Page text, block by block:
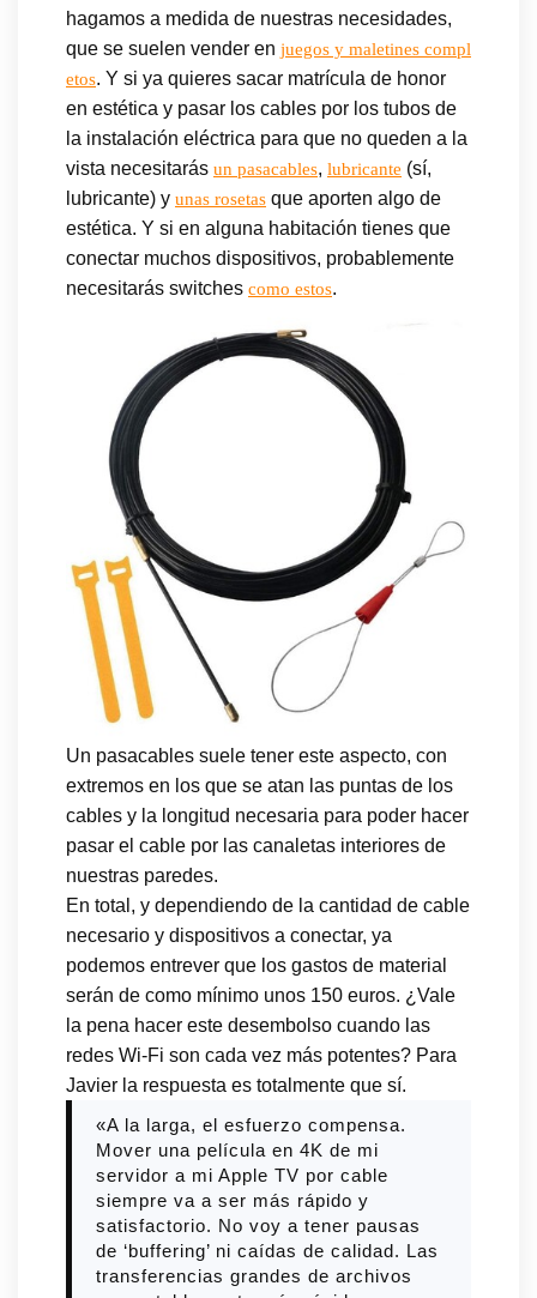
hagamos a medida de nuestras necesidades,
que se suelen vender en juegos y maletines compl
etos. Y si ya quieres sacar matrícula de honor
en estética y pasar los cables por los tubos de
la instalación eléctrica para que no queden a la
vista necesitarás un pasacables, lubricante (sí,
lubricante) y unas rosetas que aporten algo de
estética. Y si en alguna habitación tienes que
conectar muchos dispositivos, probablemente
necesitarás switches como estos.
Un pasacables suele tener este aspecto, con
extremos en los que se atan las puntas de los
cables y la longitud necesaria para poder hacer
pasar el cable por las canaletas interiores de
nuestras paredes.
En total, y dependiendo de la cantidad de cable
necesario y dispositivos a conectar, ya
podemos entrever que los gastos de material
serán de como mínimo unos 150 euros. ¿Vale
la pena hacer este desembolso cuando las
redes Wi-Fi son cada vez más potentes? Para
Javier la respuesta es totalmente que sí.
«A la larga, el esfuerzo compensa.
Mover una película en 4K de mi
servidor a mi Apple TV por cable
siempre va a ser más rápido y
satisfactorio. No voy a tener pausas
de ‘buffering’ ni caídas de calidad. Las
transferencias grandes de archivos